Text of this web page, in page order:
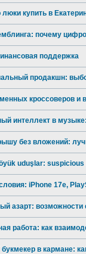
купить в
почему
поддержка
продакшн:
кроссоверов и
интеллект в
без вложений:
uduşlar: suspicious
iPhone 17e,
азарт: возможности
работа: как
в кармане: